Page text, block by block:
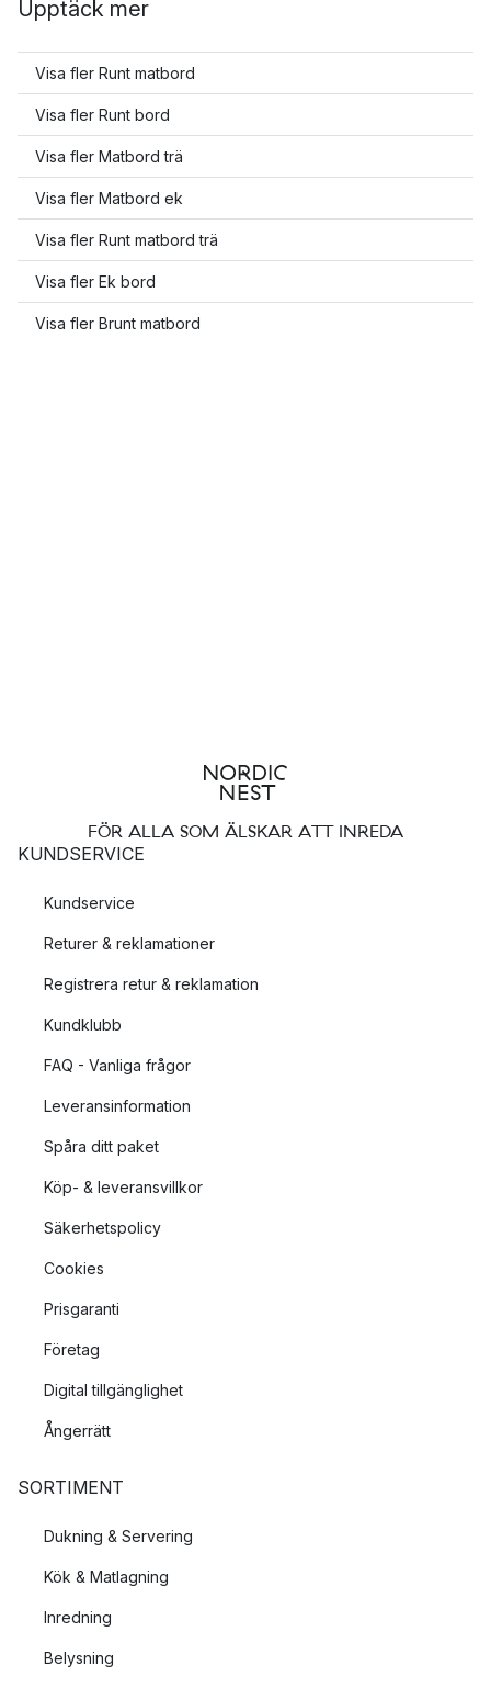
Upptäck mer
Visa fler Runt matbord
Visa fler Runt bord
Visa fler Matbord trä
Visa fler Matbord ek
Visa fler Runt matbord trä
Visa fler Ek bord
Visa fler Brunt matbord
FÖR ALLA SOM ÄLSKAR ATT INREDA
KUNDSERVICE
Kundservice
Returer & reklamationer
Registrera retur & reklamation
Kundklubb
FAQ - Vanliga frågor
Leveransinformation
Spåra ditt paket
Köp- & leveransvillkor
Säkerhetspolicy
Cookies
Prisgaranti
Företag
Digital tillgänglighet
Ångerrätt
SORTIMENT
Dukning & Servering
Kök & Matlagning
Inredning
Belysning